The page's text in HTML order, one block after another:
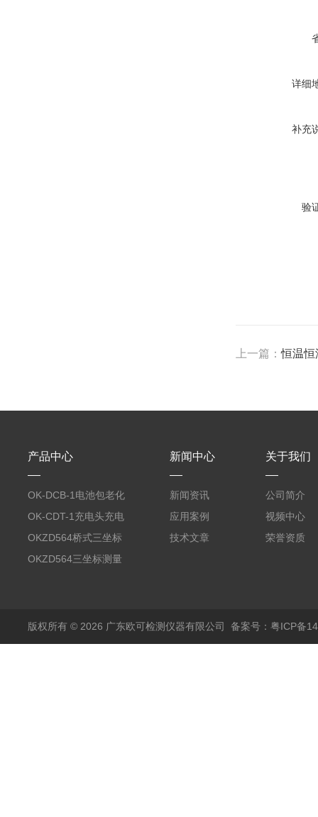
详细
补充
验
上一篇：恒温恒
产品中心
OK-DCB-1电池包老化
测试系统
OK-CDT-1充电头充电
宝测试系统
OKZD564桥式三坐标
测量仪
OKZD564三坐标测量
新闻中心
新闻资讯
应用案例
技术文章
关于我们
公司简介
视频中心
荣誉资质
版权所有 © 2026 广东欧可检测仪器有限公司 备案号：粤ICP备